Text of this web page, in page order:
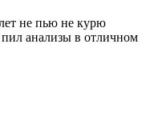
не пью не курю
анализы в отличном